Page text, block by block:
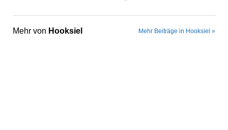
Mehr von Hooksiel Mehr Beiträge in Hooksiel »